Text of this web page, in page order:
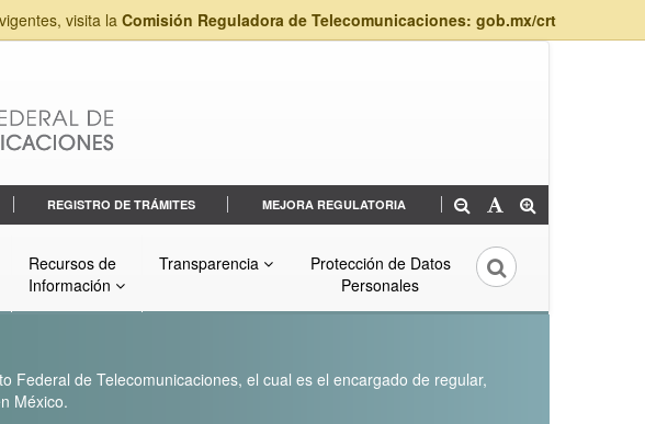
visita la Comisión Reguladora de Telecomunicaciones: gob.mx/crt
REGISTRO DE TRÁMITES MEJORA REGULATORIA
Recursos de
Información
Transparencia
Protección de Datos
Personales
Federal de Telecomunicaciones, el cual es el encargado de regular,
México.